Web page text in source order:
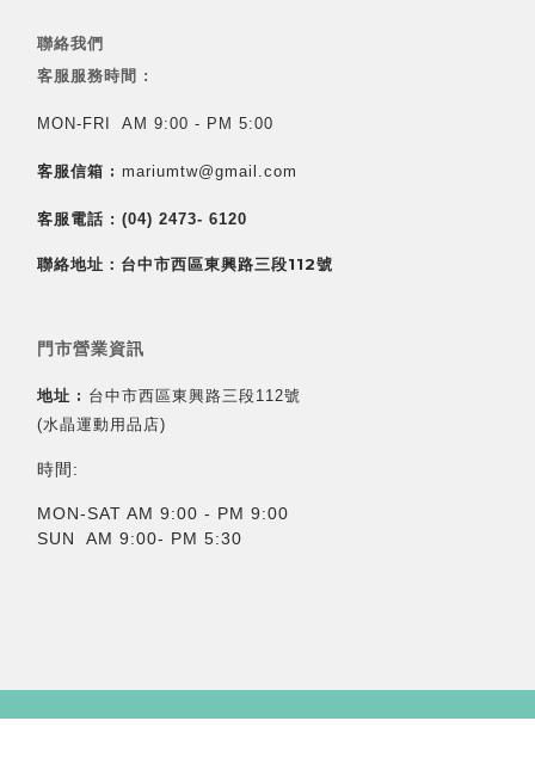
聯絡我們
客服服務時間 :
MON-FRI AM 9:00 - PM 5:00
客服信箱 : mariumtw@gmail.com
客服電話 : (04) 2473- 6120
聯絡地址：台中市西區東興路三段112號
門市營業資訊
地址 : 台中市西區東興路三段112號
(水晶運動用品店)
時間:
MON-SAT AM 9:00 - PM 9:00
SUN AM 9:00- PM 5:30